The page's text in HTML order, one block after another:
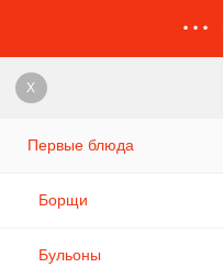
X
Первые блюда
Борщи
Бульоны